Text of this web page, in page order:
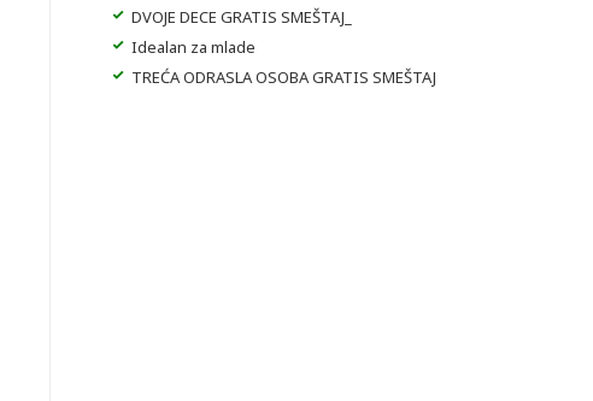
DVOJE DECE GRATIS SMEŠTAJ_
Idealan za mlade
TREĆA ODRASLA OSOBA GRATIS SMEŠTAJ